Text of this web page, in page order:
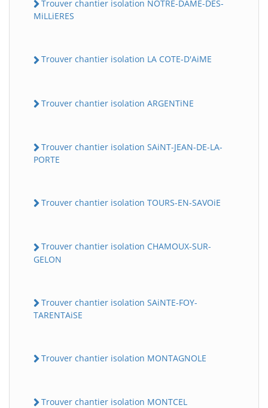
Trouver chantier isolation NOTRE-DAME-DES-
MiLLiERES
Trouver chantier isolation LA COTE-D'AiME
Trouver chantier isolation ARGENTiNE
Trouver chantier isolation SAiNT-JEAN-DE-LA-
PORTE
Trouver chantier isolation TOURS-EN-SAVOiE
Trouver chantier isolation CHAMOUX-SUR-
GELON
Trouver chantier isolation SAiNTE-FOY-
TARENTAiSE
Trouver chantier isolation MONTAGNOLE
Trouver chantier isolation MONTCEL